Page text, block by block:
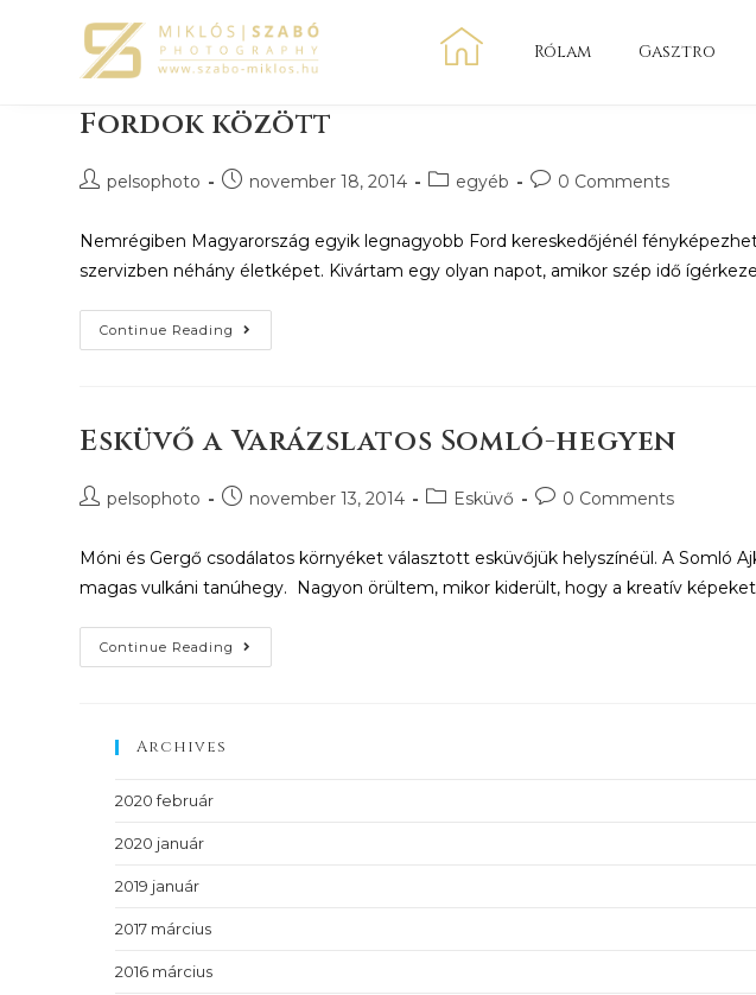
Rólam Gasztro
Fordok között
pelsophoto november 18, 2014 egyéb 0 Comments
Nemrégiben Magyarország egyik legnagyobb Ford kereskedőjénél
szervizben néhány életképet. Kivártam egy olyan napot, amikor szép idő
Continue Reading
Esküvő a Varázslatos Somló-hegyen
pelsophoto november 13, 2014 Esküvő 0 Comments
Móni és Gergő csodálatos környéket választott esküvőjük helyszínéül. A Somló
magas vulkáni tanúhegy. Nagyon örültem, mikor kiderült, hogy a kreatív
Continue Reading
Archives
2020 február
2020 január
2019 január
2017 március
2016 március